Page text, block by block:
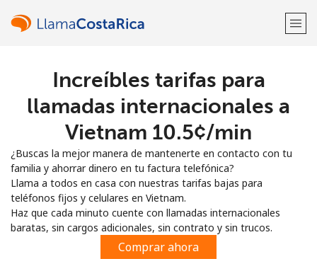
¡Bienvenido!
Regístrate con
o
Increíbles tarifas para
llamadas internacionales a
Vietnam ⁦10.5¢⁩/min
¿Buscas la mejor manera de mantenerte en contacto con tu
familia y ahorrar dinero en tu factura telefónica?
Llama a todos en casa con nuestras tarifas bajas para
teléfonos fijos y celulares en Vietnam.
Haz que cada minuto cuente con llamadas internacionales
baratas, sin cargos adicionales, sin contrato y sin trucos.
Comprar ahora